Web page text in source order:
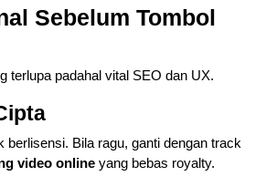
Sebelum Tombol
terlupa padahal vital SEO dan UX.
berlisensi. Bila ragu, ganti dengan track
video online yang bebas royalty.